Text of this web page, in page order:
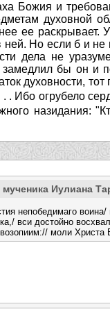
Божия и
духовной
ее раскрывает. У
ней. Но если б и
дела не
бы он и
духовности, тот
. Ибо огрубело
назидания:
мученика Иулиана
непобедимаго воина/
вси достойно
моли Христа